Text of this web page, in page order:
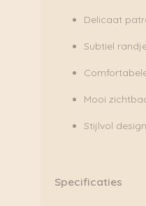
Delicaat
Subtiel
Mooi
Stijlvol
Specificaties